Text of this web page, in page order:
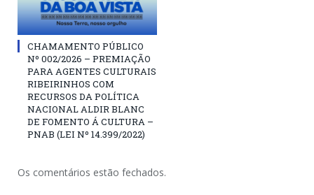
CHAMAMENTO PÚBLICO
Nº 002/2026 – PREMIAÇÃO
PARA AGENTES CULTURAIS
RIBEIRINHOS COM
RECURSOS DA POLÍTICA
NACIONAL ALDIR BLANC
DE FOMENTO Á CULTURA –
PNAB (LEI Nº 14.399/2022)
Os comentários estão fechados.